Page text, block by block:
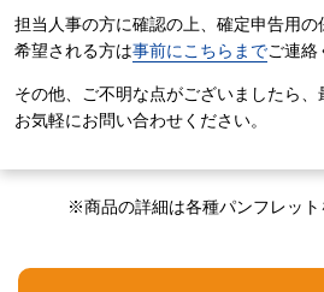
担当人事の方に確認の上、確定申告用
希望される方は事前にこちらまでご連絡
その他、ご不明な点がございましたら、
お気軽にお問い合わせください。
※商品の詳細は各種パンフレット